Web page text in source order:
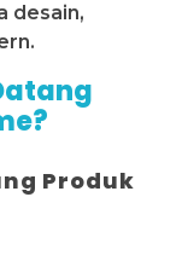
desain,
Produk